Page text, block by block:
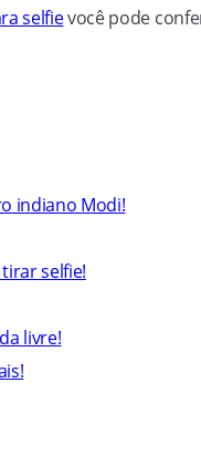
selfievocê pode
indiano Modi!
selfie!
livre!